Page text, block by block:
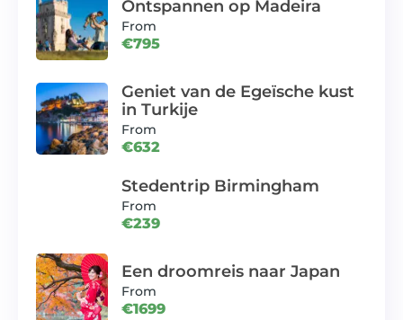
Ontspannen op Madeira
From
€795
Geniet van de Egeïsche kust
in Turkije
From
€632
Stedentrip Birmingham
From
€239
Een droomreis naar Japan
From
€1699